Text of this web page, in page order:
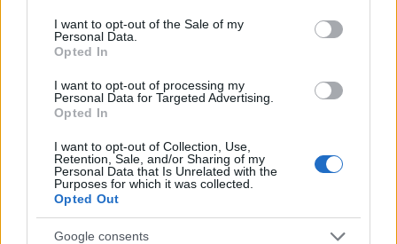
consent section.
I want to opt-out of the Sale of my
Personal Data.
Opted In
I want to opt-out of processing my
Personal Data for Targeted Advertising.
Opted In
I want to opt-out of Collection, Use,
Retention, Sale, and/or Sharing of my
Personal Data that Is Unrelated with the
Purposes for which it was collected.
Opted Out
Google consents
Cómo planificar tus impuestos cripto: trading, staking y más